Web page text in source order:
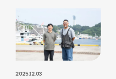
2025.12.03